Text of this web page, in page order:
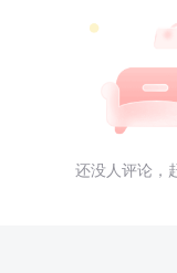
还没人评论，